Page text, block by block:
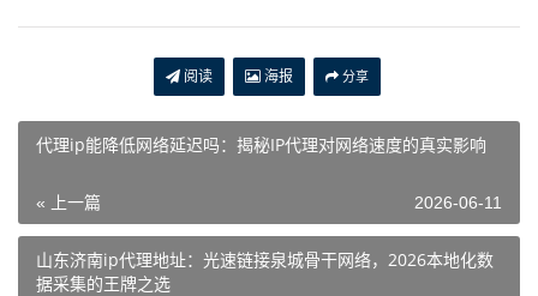
阅读 海报 分享
代理ip能降低网络延迟吗：揭秘IP代理对网络速度的真实影响
« 上一篇 2026-06-11
山东济南ip代理地址：光速链接泉城骨干网络，2026本地化数
据采集的王牌之选